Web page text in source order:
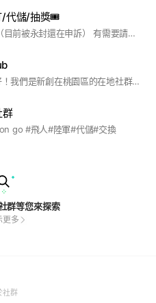
/代儲/抽獎🎟️
本人的FB是Michael Xi （目前被永封還在申訴） 有需要請私訊官方賴@835wgegz 可以找我幫忙代練/代打/代儲 一有機會我就會舉辦抽獎活動😁
各位桃園的訓練家大家好！我們是新創在桃園區的在地社群。無論你是追求 100% IV 的資深大佬，還是剛加入的新手，都歡迎一起來抓寶！😍我們群組也會不定時抽獎喔 我的目標是申請成為大使造福桃園😘 拜託大家支持謝謝🙏 #寶可夢#桃園#pokémon go
群
go #飛人#陸軍#代儲#交換
群等您來探索
更多
社群(Open